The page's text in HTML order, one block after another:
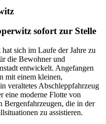
sofort zur Stelle
sich im Laufe der Jahre zu
die Bewohner und
entwickelt. Angefangen
mit einem kleinen,
veraltetes Abschleppfahrzeug
eine moderne Flotte von
Bergenfahrzeugen, die in der
zu assistieren.